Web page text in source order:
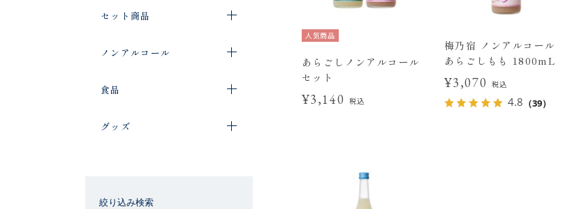
セット商品
ノンアルコール
食品
グッズ
絞り込み検索
人気商品
あらごしノンアルコール
セット
¥3,140 税込
梅乃宿 ノンアルコール
あらごしもも 1800mL
¥3,070 税込
4.8 （39）